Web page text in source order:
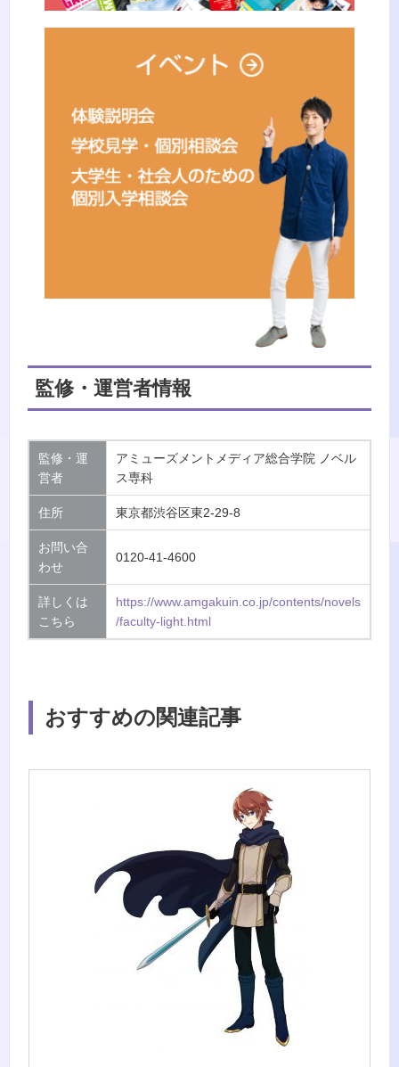
監修・運営者情報
監修・運
営者
アミューズメントメディア総合学院 ノベル
ス専科
住所 東京都渋谷区東2-29-8
お問い合
わせ
0120-41-4600
詳しくは
こちら
https://www.amgakuin.co.jp/contents/novels
/faculty-light.html
おすすめの関連記事